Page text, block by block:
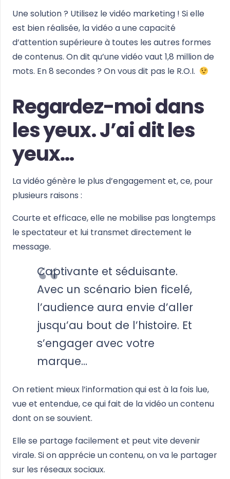
Une solution ? Utilisez le vidéo marketing ! Si elle
est bien réalisée, la vidéo a une capacité
d’attention supérieure à toutes les autres formes
de contenus. On dit qu’une vidéo vaut 1,8 million de
mots. En 8 secondes ? On vous dit pas le R.O.I.
Regardez-moi dans
les yeux. J’ai dit les
yeux…
La vidéo génère le plus d’engagement et, ce, pour
plusieurs raisons :
Courte et efficace, elle ne mobilise pas longtemps
le spectateur et lui transmet directement le
message.
Captivante et séduisante.
Avec un scénario bien ficelé,
l’audience aura envie d’aller
jusqu’au bout de l’histoire. Et
s’engager avec votre
marque…
On retient mieux l’information qui est à la fois lue,
vue et entendue, ce qui fait de la vidéo un contenu
dont on se souvient.
Elle se partage facilement et peut vite devenir
virale. Si on apprécie un contenu, on va le partager
sur les réseaux sociaux.